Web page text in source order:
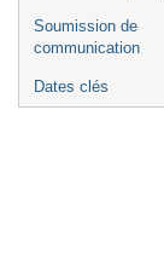
Soumission de
communication
Dates clés